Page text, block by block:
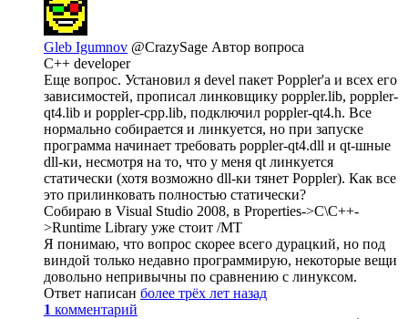
Gleb Igumnov @CrazySage Автор вопроса
C++ developer
Еще вопрос. Установил я devel пакет Poppler'а и всех его
зависимостей, прописал линковщику poppler.lib, poppler-
qt4.lib и poppler-cpp.lib, подключил poppler-qt4.h. Все
нормально собирается и линкуется, но при запуске
программа начинает требовать poppler-qt4.dll и qt-шные
dll-ки, несмотря на то, что у меня qt линкуется
статически (хотя возможно dll-ки тянет Poppler). Как все
это прилинковать полностью статически?
Собираю в Visual Studio 2008, в Properties->C\C++-
>Runtime Library уже стоит /MT
Я понимаю, что вопрос скорее всего дурацкий, но под
виндой только недавно программирую, некоторые вещи
довольно непривычны по сравнению с линуксом.
Ответ написан более трёх лет назад
1 комментарий